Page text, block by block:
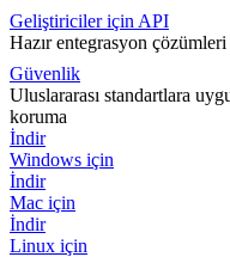
Geliştiriciler için API
Hazır entegrasyon çözümleri
Güvenlik
Uluslararası standartlara
koruma
İndir
Windows için
İndir
Mac için
İndir
Linux için